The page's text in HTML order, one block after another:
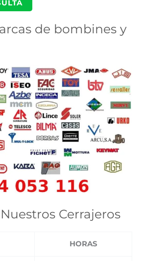
de bombines y
Cerrajeros
HORAS